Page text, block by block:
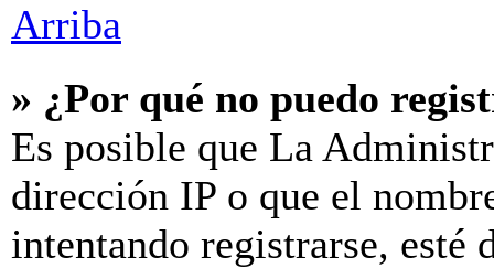
Arriba
» ¿Por qué no puedo
Es posible que La
dirección IP o que el
intentando registrarse, esté